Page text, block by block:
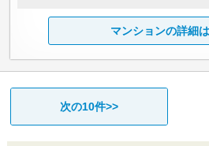
マンションの詳細
次の10件>>